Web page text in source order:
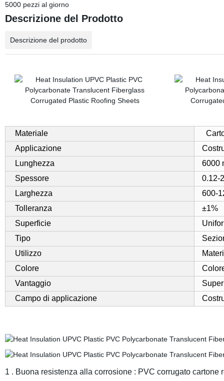
5000 pezzi al giorno
Descrizione del Prodotto
Descrizione del prodotto
Materiale
Applicazione
Lunghezza
6000
Spessore
0.12-
Larghezza
600-
Tolleranza
±1%
Superficie
Tipo
Utilizzo
Colore
Vantaggio
Campo di applicazione
1 . Buona resistenza alla corrosione : PVC corrugato